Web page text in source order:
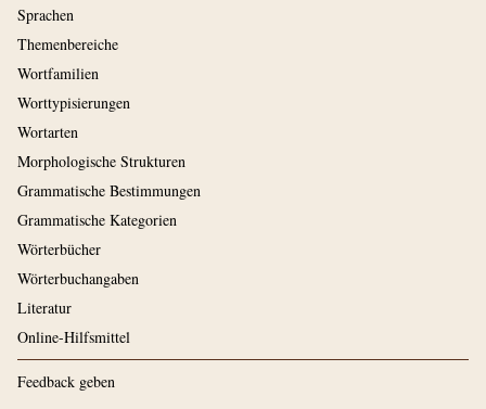
Sprachen
Themenbereiche
Wortfamilien
Worttypisierungen
Wortarten
Morphologische Strukturen
Grammatische Bestimmungen
Grammatische Kategorien
Wörterbücher
Wörterbuchangaben
Literatur
Online-Hilfsmittel
Feedback geben